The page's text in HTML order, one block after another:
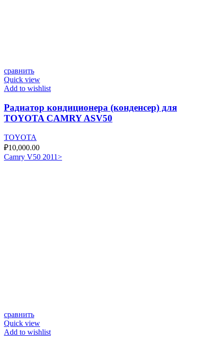
сравнить
Quick view
Add to wishlist
Радиатор кондиционера (конденсер) для
TOYOTA CAMRY ASV50
TOYOTA
₽10,000.00
Camry V50 2011>
сравнить
Quick view
Add to wishlist